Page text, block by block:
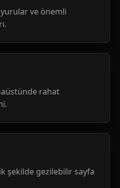
ve önemli
rahat
şekilde gezilebilir sayfa